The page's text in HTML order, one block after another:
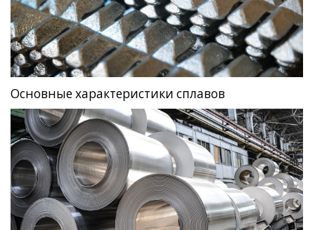
Основные характеристики сплавов